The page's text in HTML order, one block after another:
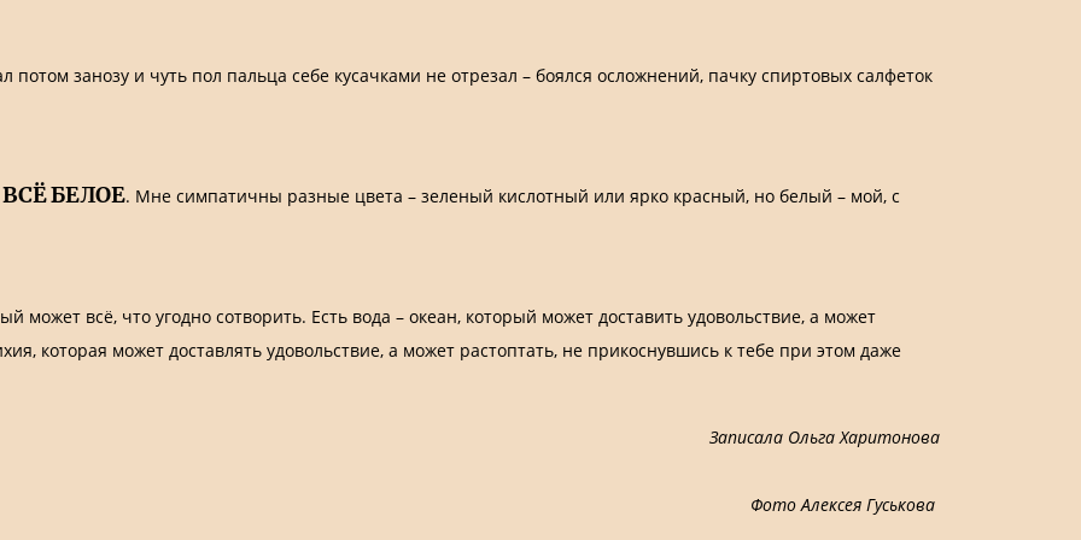
потом занозу и чуть пол пальца себе кусачками не отрезал – боялся осложнений, пачку спиртовых салфеток
БЕЛОЕ. Мне симпатичны разные цвета – зеленый кислотный или ярко красный, но белый – мой, с
может всё, что угодно сотворить. Есть вода – океан, который может доставить удовольствие, а может
которая может доставлять удовольствие, а может растоптать, не прикоснувшись к тебе при этом даже
Записала Ольга Харитонова
Фото Алексея Гуськова